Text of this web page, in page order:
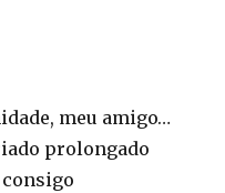
meu amigo…
prolongado